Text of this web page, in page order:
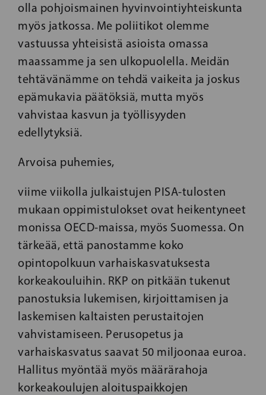
olla pohjoismainen hyvinvointiyhteiskunta
myös jatkossa. Me poliitikot olemme
vastuussa yhteisistä asioista omassa
maassamme ja sen ulkopuolella. Meidän
tehtävänämme on tehdä vaikeita ja joskus
epämukavia päätöksiä, mutta myös
vahvistaa kasvun ja työllisyyden
edellytyksiä.
Arvoisa puhemies,
viime viikolla julkaistujen PISA-tulosten
mukaan oppimistulokset ovat heikentyneet
monissa OECD-maissa, myös Suomessa. On
tärkeää, että panostamme koko
opintopolkuun varhaiskasvatuksesta
korkeakouluihin. RKP on pitkään tukenut
panostuksia lukemisen, kirjoittamisen ja
laskemisen kaltaisten perustaitojen
vahvistamiseen. Perusopetus ja
varhaiskasvatus saavat 50 miljoonaa euroa.
Hallitus myöntää myös määrärahoja
korkeakoulujen aloituspaikkojen